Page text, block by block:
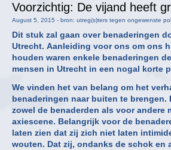
Voorzichtig: De vijand heeft
August 5, 2015 - bron: utreg(s)ters tegen ongewenste
Dit stuk zal gaan over benaderingen
Utrecht. Aanleiding voor ons om ons
houden waren enkele benaderingen
mensen in Utrecht in een nogal korte
We vinden het van belang om het
benaderingen naar buiten te brengen.
zowel de benaderden als voor andere
axiescene. Belangrijk voor de
laten zien dat zij zich niet laten
wouten. Dat zij, ondanks de schok en